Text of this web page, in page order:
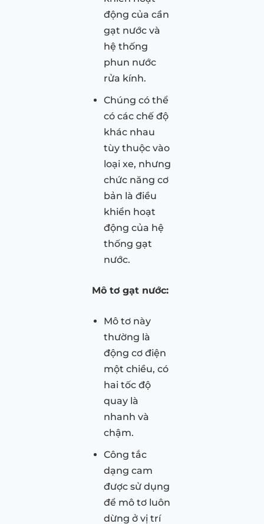
động của cần
gạt nước và
hệ thống
phun nước
rửa kính.
Chúng có thể
có các chế độ
khác nhau
tùy thuộc vào
loại xe, nhưng
chức năng cơ
bản là điều
khiển hoạt
động của hệ
thống gạt
nước.
Mô tơ gạt nước:
Mô tơ này
thường là
động cơ điện
một chiều, có
hai tốc độ
quay là
nhanh và
chậm.
Công tắc
dạng cam
được sử dụng
để mô tơ luôn
dừng ở vị trí